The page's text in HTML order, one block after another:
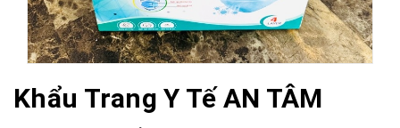
Khẩu Trang Y Tế AN TÂM